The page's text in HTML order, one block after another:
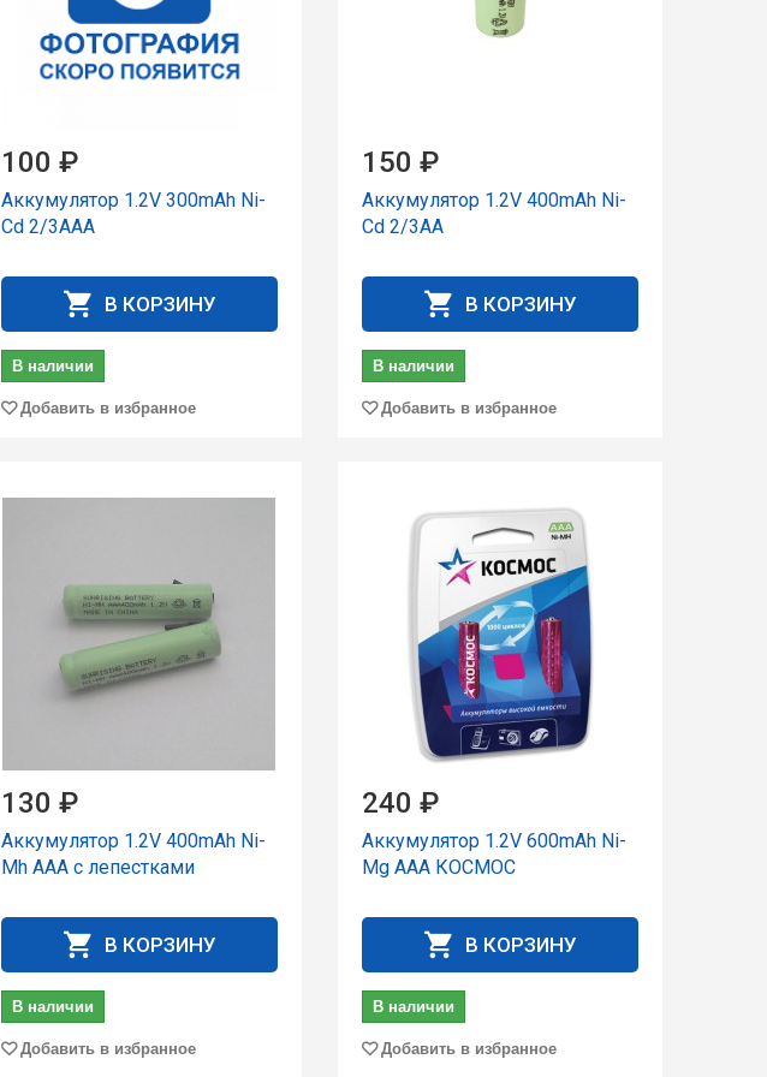
100 ₽
Аккумулятор 1.2V 300mAh Ni-
Cd 2/3AAА
В КОРЗИНУ
В наличии
Добавить в избранное
150 ₽
Аккумулятор 1.2V 400mAh Ni-
Cd 2/3AA
В КОРЗИНУ
В наличии
Добавить в избранное
130 ₽
Аккумулятор 1.2V 400mAh Ni-
Mh AAА с лепестками
В КОРЗИНУ
В наличии
Добавить в избранное
240 ₽
Аккумулятор 1.2V 600mAh Ni-
Mg AAA КОСМОС
В КОРЗИНУ
В наличии
Добавить в избранное